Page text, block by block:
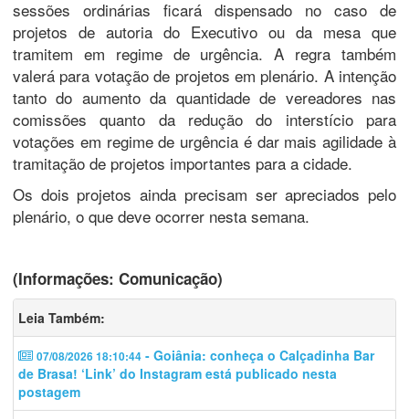
sessões ordinárias ficará dispensado no caso de
projetos de autoria do Executivo ou da mesa que
tramitem em regime de urgência. A regra também
valerá para votação de projetos em plenário. A intenção
tanto do aumento da quantidade de vereadores nas
comissões quanto da redução do interstício para
votações em regime de urgência é dar mais agilidade à
tramitação de projetos importantes para a cidade.
Os dois projetos ainda precisam ser apreciados pelo
plenário, o que deve ocorrer nesta semana.
(Informações: Comunicação)
Leia Também:
07/08/2026 18:10:44 - Goiânia: conheça o Calçadinha Bar
de Brasa! ‘Link’ do Instagram está publicado nesta
postagem